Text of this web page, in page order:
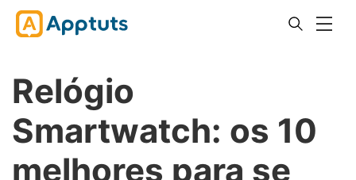
Relógio
Smartwatch: os 10
melhores para se